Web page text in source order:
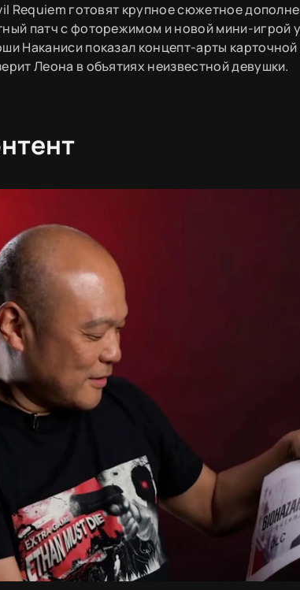
Requiem готовят крупное сюжетное
патч с фоторежимом и новой мини-игрой
Наканиси показал концепт-арты
Леона в объятиях неизвестной девушки.